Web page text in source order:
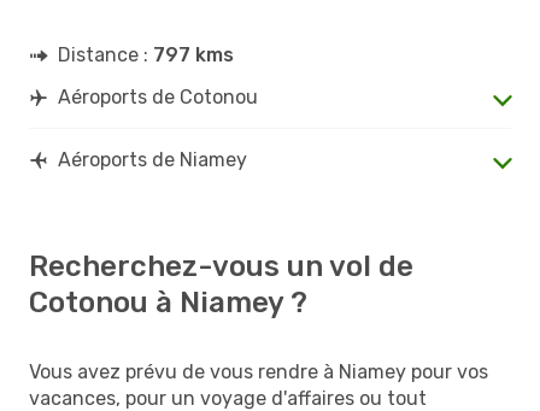
Distance : 797 kms
Aéroports de Cotonou
Aéroports de Niamey
Recherchez-vous un vol de
Cotonou à Niamey ?
Vous avez prévu de vous rendre à Niamey pour vos
vacances, pour un voyage d'affaires ou tout